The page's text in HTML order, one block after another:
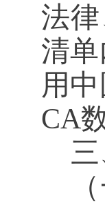
法
清
用
CA